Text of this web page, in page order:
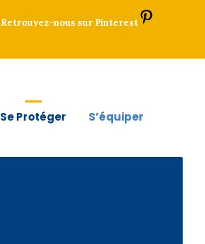
Retrouvez-nous sur Pinterest
Se Protéger S’équiper